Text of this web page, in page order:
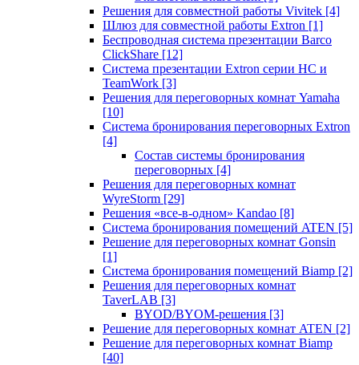
Решения для совместной работы Vivitek [4]
Шлюз для совместной работы Extron [1]
Беспроводная система презентации Barco
ClickShare [12]
Система презентации Extron серии HC и
TeamWork [3]
Решения для переговорных комнат Yamaha
[10]
Система бронирования переговорных Extron
[4]
Состав системы бронирования
переговорных [4]
Решения для переговорных комнат
WyreStorm [29]
Решения «все-в-одном» Kandao [8]
Система бронирования помещений ATEN [5]
Решение для переговорных комнат Gonsin
[1]
Система бронирования помещений Biamp [2]
Решения для переговорных комнат
TaverLAB [3]
BYOD/BYOM-решения [3]
Решение для переговорных комнат ATEN [2]
Решение для переговорных комнат Biamp
[40]